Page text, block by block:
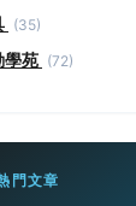
(35)
學苑 (72)
門文章